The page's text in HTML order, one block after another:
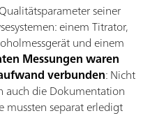
seiner
einem Titrator,
und einem
Messungen waren
verbunden: Nicht
auch die Dokumentation
mussten separat erledigt